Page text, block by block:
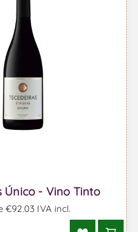
Único - Vino Tinto
€92,03 IVA incl.